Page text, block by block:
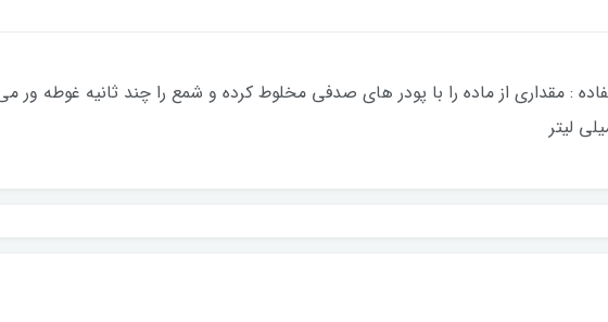
: مقداری از ماده را با پودر های صدفی مخلوط کرده و شمع را چند ثانیه غوطه ور